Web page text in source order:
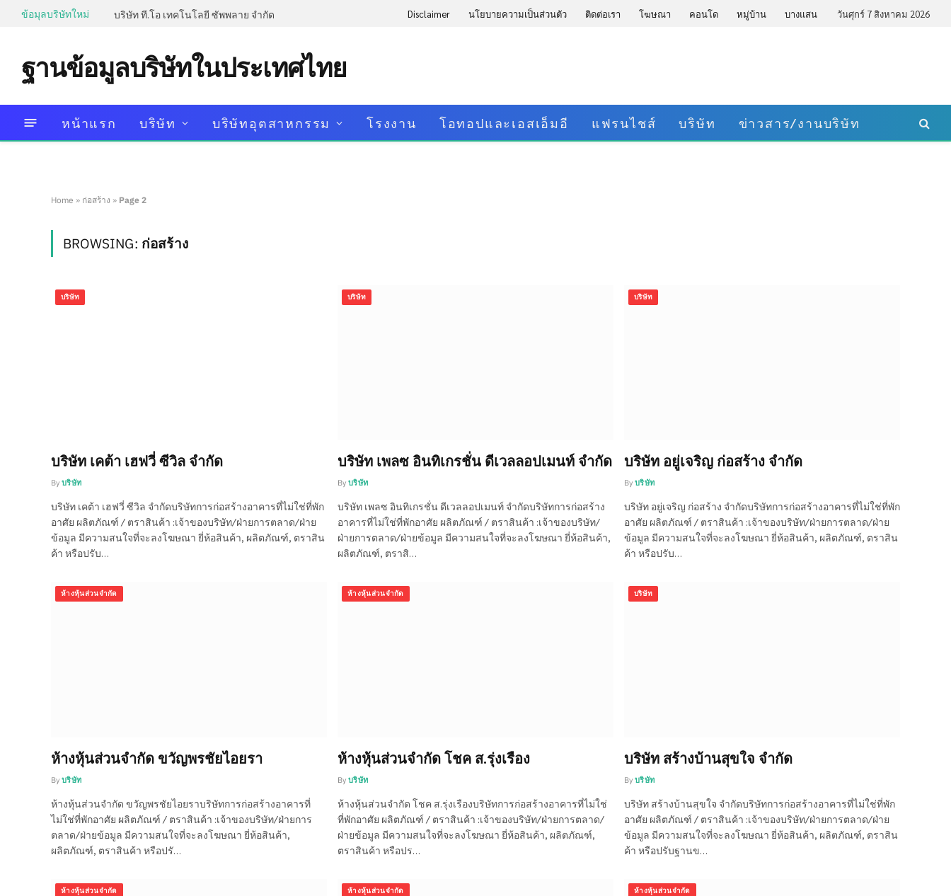
ข้อมุลบริษัทใหม่ บริษัท ที.โอ เทคโนโลยี ซัพพลาย จำกัด Disclaimer นโยบายความเป็นส่วนตัว ติดต่อเรา โฆษณา คอนโด หมู่บ้าน บางแสน วันศุกร์ 7 สิงหาคม 2026
ฐานข้อมูลบริษัทในประเทศไทย
หน้าแรก บริษัท บริษัทอุตสาหกรรม โรงงาน โอทอปและเอสเอ็มอี แฟรนไชส์ บริษัท ข่าวสาร/งานบริษัท
Home » ก่อสร้าง » Page 2
BROWSING: ก่อสร้าง
บริษัท
บริษัท เคต้า เฮฟวี่ ซีวิล จำกัด
By บริษัท
บริษัท เคต้า เฮฟวี่ ซีวิล จำกัดบริษัทการก่อสร้างอาคารที่ไม่ใช่ที่พัก
อาศัย ผลิตภัณฑ์ / ตราสินค้า :เจ้าของบริษัท/ฝ่ายการตลาด/ฝ่าย
ข้อมูล มีความสนใจที่จะลงโฆษณา ยี่ห้อสินค้า, ผลิตภัณฑ์, ตราสิน
ค้า หรือปรับ…
บริษัท
บริษัท เพลซ อินทิเกรชั่น ดีเวลลอปเมนท์ จำกัด
By บริษัท
บริษัท เพลซ อินทิเกรชั่น ดีเวลลอปเมนท์ จำกัดบริษัทการก่อสร้าง
อาคารที่ไม่ใช่ที่พักอาศัย ผลิตภัณฑ์ / ตราสินค้า :เจ้าของบริษัท/
ฝ่ายการตลาด/ฝ่ายข้อมูล มีความสนใจที่จะลงโฆษณา ยี่ห้อสินค้า,
ผลิตภัณฑ์, ตราสิ…
บริษัท
บริษัท อยู่เจริญ ก่อสร้าง จำกัด
By บริษัท
บริษัท อยู่เจริญ ก่อสร้าง จำกัดบริษัทการก่อสร้างอาคารที่ไม่ใช่ที่พัก
อาศัย ผลิตภัณฑ์ / ตราสินค้า :เจ้าของบริษัท/ฝ่ายการตลาด/ฝ่าย
ข้อมูล มีความสนใจที่จะลงโฆษณา ยี่ห้อสินค้า, ผลิตภัณฑ์, ตราสิน
ค้า หรือปรับ…
ห้างหุ้นส่วนจำกัด
ห้างหุ้นส่วนจำกัด ขวัญพรชัยไอยรา
By บริษัท
ห้างหุ้นส่วนจำกัด ขวัญพรชัยไอยราบริษัทการก่อสร้างอาคารที่
ไม่ใช่ที่พักอาศัย ผลิตภัณฑ์ / ตราสินค้า :เจ้าของบริษัท/ฝ่ายการ
ตลาด/ฝ่ายข้อมูล มีความสนใจที่จะลงโฆษณา ยี่ห้อสินค้า,
ผลิตภัณฑ์, ตราสินค้า หรือปรั…
ห้างหุ้นส่วนจำกัด
ห้างหุ้นส่วนจำกัด โชค ส.รุ่งเรือง
By บริษัท
ห้างหุ้นส่วนจำกัด โชค ส.รุ่งเรืองบริษัทการก่อสร้างอาคารที่ไม่ใช่
ที่พักอาศัย ผลิตภัณฑ์ / ตราสินค้า :เจ้าของบริษัท/ฝ่ายการตลาด/
ฝ่ายข้อมูล มีความสนใจที่จะลงโฆษณา ยี่ห้อสินค้า, ผลิตภัณฑ์,
ตราสินค้า หรือปร…
บริษัท
บริษัท สร้างบ้านสุขใจ จำกัด
By บริษัท
บริษัท สร้างบ้านสุขใจ จำกัดบริษัทการก่อสร้างอาคารที่ไม่ใช่ที่พัก
อาศัย ผลิตภัณฑ์ / ตราสินค้า :เจ้าของบริษัท/ฝ่ายการตลาด/ฝ่าย
ข้อมูล มีความสนใจที่จะลงโฆษณา ยี่ห้อสินค้า, ผลิตภัณฑ์, ตราสิน
ค้า หรือปรับฐานข…
ห้างหุ้นส่วนจำกัด ห้างหุ้นส่วนจำกัด ห้างหุ้นส่วนจำกัด